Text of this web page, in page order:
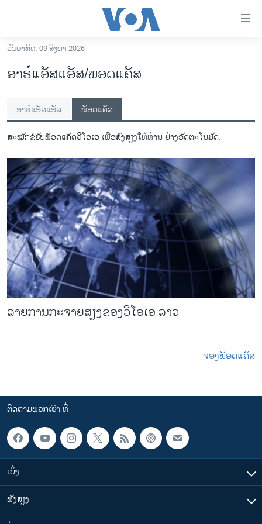
ເຂົ້າ
ຫາ
ຂ້າມ
ໄປ
ຫາ
ລາວ
ອາເມຣິກາ
ການເລືອກຕັ້ງ ປະທານາທີບໍດີ ສະຫະລັດ 2024
ໂລກ
ເອເຊຍ
ອິດສະຫຼະພາບດ້ານການຂ່າວ
ຊີວິດຊາວລາວ
ຊຸມຊົນຊາວລາວ
ວິທະຍາສາດ-ເທັກໂນໂລຈີ
ທຸລະກິດ
ພາສາອັງກິດ
ລາຍງານ
ພາສາຕ່າງໆ
ວັນອາທິດ, 09 ສິງຫາ 2026
ອາຣ໌ແອັສແອັສ/ພອດແຄັສ
ອາຣ໌ແອັສແອັສ ພັອດແຄັສ
ສະໝັກຂໍຮັບພັອດແຄັດວີໂອເອ ເພື່ອສົ່ງສຽງໃຫ້ທ່ານ ຢ່າງອັດຕະໂນມັດ.
ລາຍການກະຈາຍສຽງຂອງວີໂອເອ ລາວ
ຈອງພັອດແຄັສ
ຈອງພັອດແຄັສ
Spotify
YouTube
ຈອງ
ຕິດຕາມພວກເຮົາ ທີ່
ເບິ່ງ
ຟັງສຽງ